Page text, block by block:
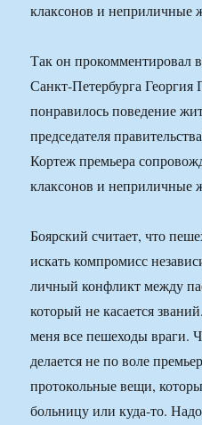
клаксонов и неприличные
Так он прокомментировал
Санкт-Петербурга Георгия
понравилось поведение
председателя
Кортеж премьера
клаксонов и неприличные
Боярский считает, что
искать компромисс
личный конфликт между
который не касается
меня все пешеходы враги.
делается не по воле
протокольные вещи,
больницу или куда-то.